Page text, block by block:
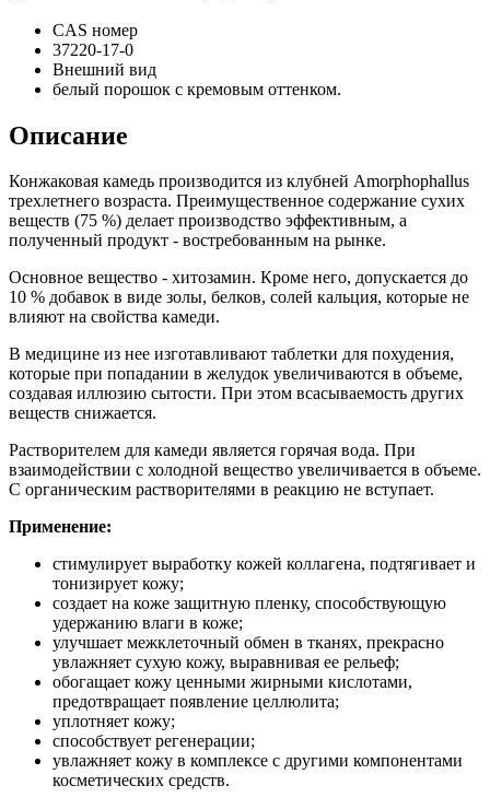
CAS номер
37220-17-0
Внешний вид
белый порошок с кремовым оттенком.
Описание
Конжаковая камедь производится из клубней Amorphophallus
трехлетнего возраста. Преимущественное содержание сухих
веществ (75 %) делает производство эффективным, а
полученный продукт - востребованным на рынке.
Основное вещество - хитозамин. Кроме него, допускается до
10 % добавок в виде золы, белков, солей кальция, которые не
влияют на свойства камеди.
В медицине из нее изготавливают таблетки для похудения,
которые при попадании в желудок увеличиваются в объеме,
создавая иллюзию сытости. При этом всасываемость других
веществ снижается.
Растворителем для камеди является горячая вода. При
взаимодействии с холодной вещество увеличивается в объеме.
С органическим растворителями в реакцию не вступает.
Применение:
стимулирует выработку кожей коллагена, подтягивает и
тонизирует кожу;
создает на коже защитную пленку, способствующую
удержанию влаги в коже;
улучшает межклеточный обмен в тканях, прекрасно
увлажняет сухую кожу, выравнивая ее рельеф;
обогащает кожу ценными жирными кислотами,
предотвращает появление целлюлита;
уплотняет кожу;
способствует регенерации;
увлажняет кожу в комплексе с другими компонентами
косметических средств.